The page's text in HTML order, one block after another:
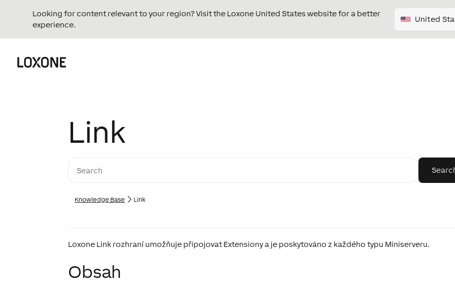
Looking for content relevant to your region? Visit the Loxone United States website for a better
experience.
United
Link
Knowledge Base Link
Loxone Link rozhraní umožňuje připojovat Extensiony a je poskytováno z každého typu Miniserveru.
Obsah